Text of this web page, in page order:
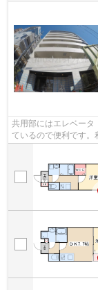
共用部にはエレベータ
ているので便利です